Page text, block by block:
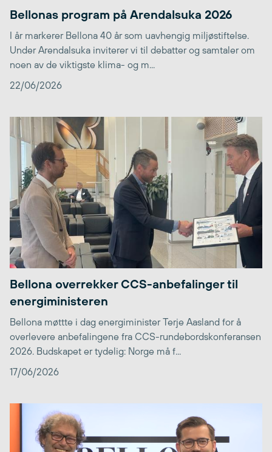
Bellonas program på Arendalsuka 2026
I år markerer Bellona 40 år som uavhengig miljøstiftelse.
Under Arendalsuka inviterer vi til debatter og samtaler om
noen av de viktigste klima- og m...
22/06/2026
Bellona overrekker CCS-anbefalinger til
energiministeren
Bellona møttte i dag energiminister Terje Aasland for å
overlevere anbefalingene fra CCS-rundebordskonferansen
2026. Budskapet er tydelig: Norge må f...
17/06/2026